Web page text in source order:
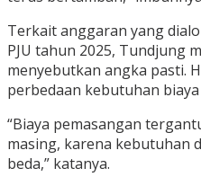
Terkait anggaran yang
PJU tahun 2025, Tundjung
menyebutkan angka pasti.
perbedaan kebutuhan
“Biaya pemasangan
masing, karena kebutuhan
beda,” katanya.